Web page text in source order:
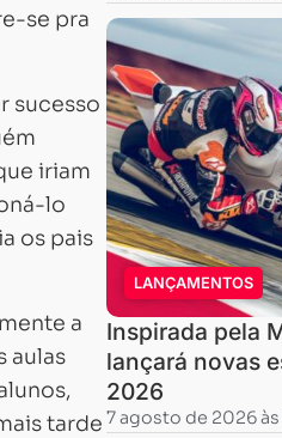
se pra
sucesso
iriam
lo
os pais
a
aulas
tarde
LANÇAMENTOS
Inspirada pela
lançará novas
2026
7 agosto de 2026 às